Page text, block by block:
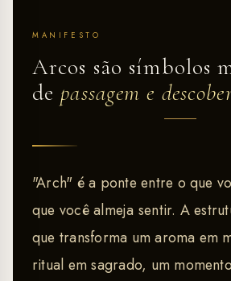
MANIFESTO
Arcos são símbolos
de passagem e
"Arch" é a ponte entre o que
que você almeja sentir. A
que transforma um aroma em
ritual em sagrado, um